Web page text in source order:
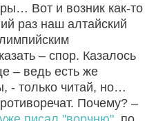
Вот и возник как-то
раз наш алтайский
– спор. Казалось
– ведь есть же
- только читай, но…
Почему? –